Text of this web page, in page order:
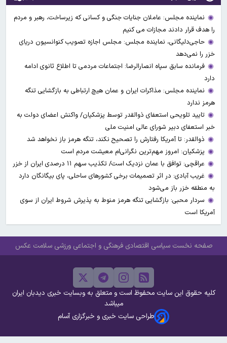
نماینده مجلس: عاملان جنایات جنگی و کسانی که زیرساخت‌، رهبر و مردم
را هدف قرار دادند مجازات می کنیم
حاجی‌دلیگانی، نماینده مجلس: مجلس اجازه تصویب کنوانسیون دریای
خزر را نمی‌دهد
فرمانده سابق سپاه انصارالرضا: اجتماعات مردمی تا اطلاع ثانوی ادامه
دارد
نماینده مجلس: مذاکرات ایران و عمان هیچ ارتباطی به بازگشایی تنگه
هرمز ندارد
تایید تلویحی استعفای ذوالقدر توسط پزشکیان/ واکنش اعضای دولت به
خبر استعفای دبیر شورای عالی امنیت ملی
ذوالقدر: تا آمریکا رفتارش را تصحیح نکند، تنگه هرمز باز نخواهد شد
پزشکیان: امروز مهم‌ترین نگرانی‌ام معیشت مردم است
عراقچی: توافق با عمان نزدیک است/ تکذیب سهم ۱۱ درصدی ایران از خزر
غریب آبادی: در اثر تصمیمات برخی کشورهای ساحلی، پای بیگانگان دارد
به منطقه خزر باز می‌شود
سردار محبی: بازگشایی تنگه هرمز منوط به پذیرش شروط ایران از سوی
آمریکا است
صفحه نخست سیاسی اقتصادی فرهنگی و اجتماعی ورزشی سلامت عکس
کلیه حقوق این سایت محفوظ است و متعلق به وبسایت خبری دیدبان ایران
میباشد
طراحی سایت خبری و خبرگزاری آسام